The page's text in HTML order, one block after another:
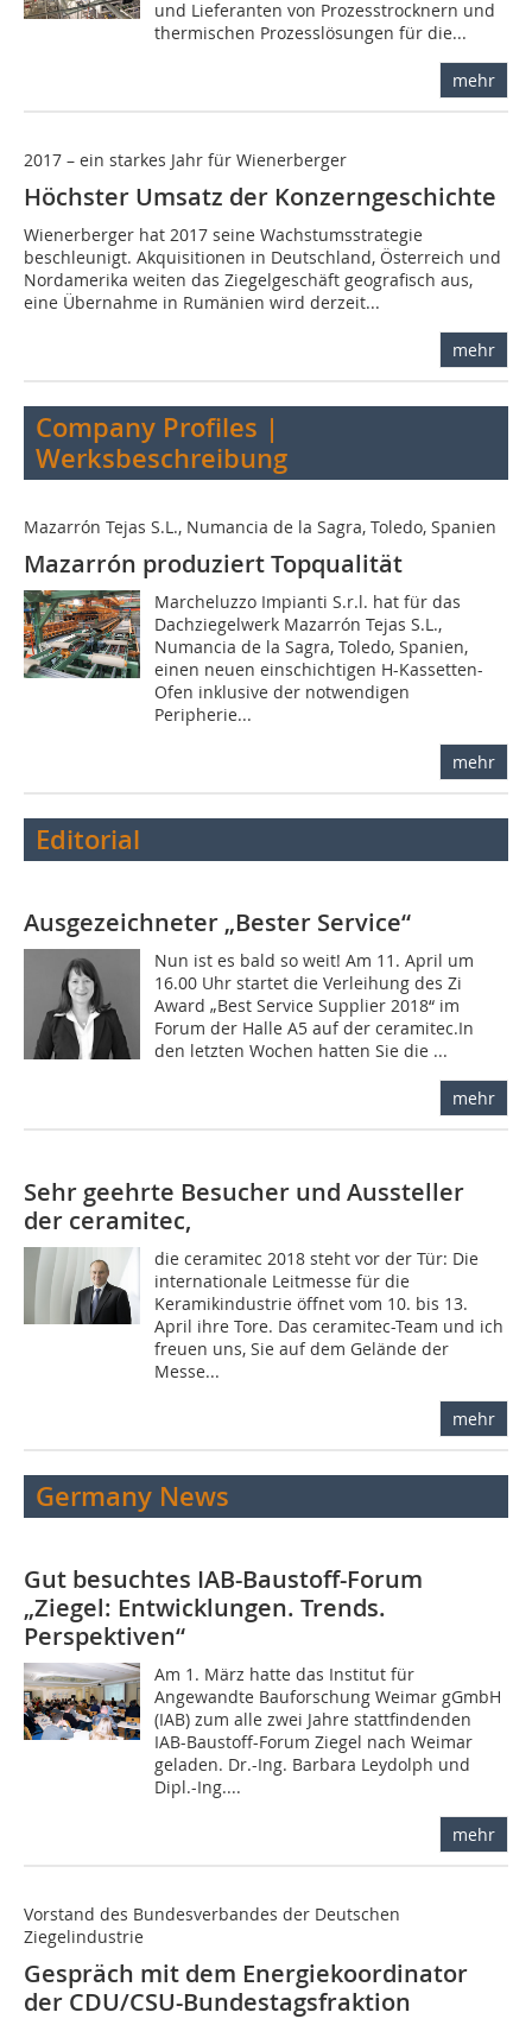
und Lieferanten von Prozesstrocknern und
thermischen Prozesslösungen für die...
mehr
2017 – ein starkes Jahr für Wienerberger
Höchster Umsatz der Konzerngeschichte
Wienerberger hat 2017 seine Wachstumsstrategie
beschleunigt. Akquisitionen in Deutschland, Österreich und
Nordamerika weiten das Ziegelgeschäft geografisch aus,
eine Übernahme in Rumänien wird derzeit...
mehr
Company Profiles |
Werksbeschreibung
Mazarrón Tejas S.L., Numancia de la Sagra, Toledo, Spanien
Mazarrón produziert Topqualität
Marcheluzzo Impianti S.r.l. hat für das
Dachziegelwerk Mazarrón Tejas S.L.,
Numancia de la Sagra, Toledo, Spanien,
einen neuen einschichtigen H-Kassetten-
Ofen inklusive der notwendigen
Peripherie...
mehr
Editorial
Ausgezeichneter „Bester Service“
Nun ist es bald so weit! Am 11. April um
16.00 Uhr startet die Verleihung des Zi
Award „Best Service Supplier 2018“ im
Forum der Halle A5 auf der ceramitec.In
den letzten Wochen hatten Sie die ...
mehr
Sehr geehrte Besucher und Aussteller
der ceramitec,
die ceramitec 2018 steht vor der Tür: Die
internationale Leitmesse für die
Keramikindustrie öffnet vom 10. bis 13.
April ihre Tore. Das ceramitec-Team und ich
freuen uns, Sie auf dem Gelände der
Messe...
mehr
Germany News
Gut besuchtes IAB-Baustoff-Forum
„Ziegel: Entwicklungen. Trends.
Perspektiven“
Am 1. März hatte das Institut für
Angewandte Bauforschung Weimar gGmbH
(IAB) zum alle zwei Jahre stattfindenden
IAB-Baustoff-Forum Ziegel nach Weimar
geladen. Dr.-Ing. Barbara Leydolph und
Dipl.-Ing....
mehr
Vorstand des Bundesverbandes der Deutschen
Ziegelindustrie
Gespräch mit dem Energiekoordinator
der CDU/CSU-Bundestagsfraktion